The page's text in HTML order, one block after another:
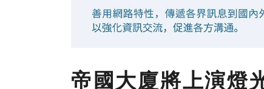
帝國大廈將上演